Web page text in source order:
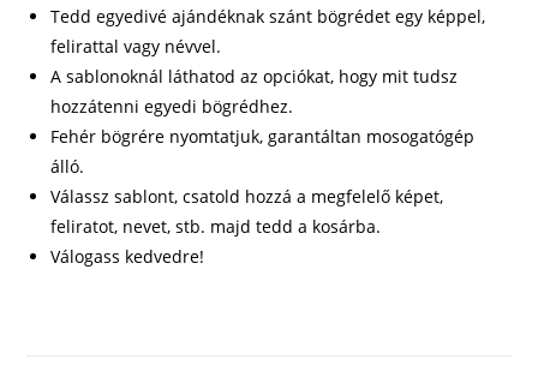
Tedd egyedivé ajándéknak szánt bögrédet egy képpel,
felirattal vagy névvel.
A sablonoknál láthatod az opciókat, hogy mit tudsz
hozzátenni egyedi bögrédhez.
Fehér bögrére nyomtatjuk, garantáltan mosogatógép
álló.
Válassz sablont, csatold hozzá a megfelelő képet,
feliratot, nevet, stb. majd tedd a kosárba.
Válogass kedvedre!